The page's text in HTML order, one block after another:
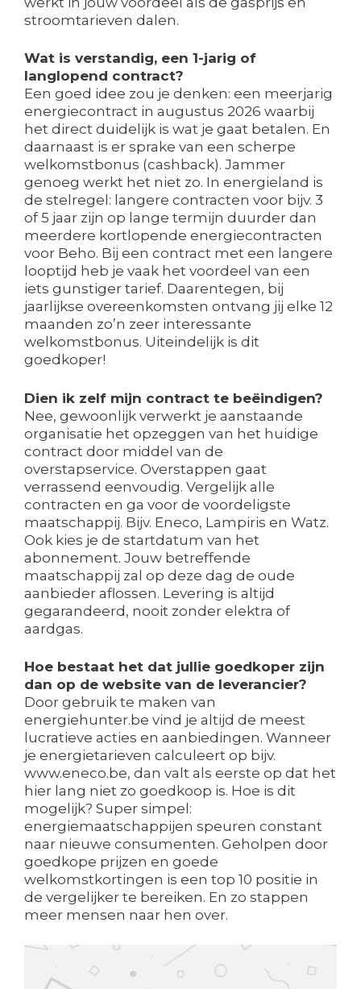
stroomtarieven dalen.
Wat is verstandig, een 1-jarig of
langlopend contract?
Een goed idee zou je denken: een meerjarig
energiecontract in augustus 2026 waarbij
het direct duidelijk is wat je gaat betalen. En
daarnaast is er sprake van een scherpe
welkomstbonus (cashback). Jammer
genoeg werkt het niet zo. In energieland is
de stelregel: langere contracten voor bijv. 3
of 5 jaar zijn op lange termijn duurder dan
meerdere kortlopende energiecontracten
voor Beho. Bij een contract met een langere
looptijd heb je vaak het voordeel van een
iets gunstiger tarief. Daarentegen, bij
jaarlijkse overeenkomsten ontvang jij elke 12
maanden zo’n zeer interessante
welkomstbonus. Uiteindelijk is dit
goedkoper!
Dien ik zelf mijn contract te beëindigen?
Nee, gewoonlijk verwerkt je aanstaande
organisatie het opzeggen van het huidige
contract door middel van de
overstapservice. Overstappen gaat
verrassend eenvoudig. Vergelijk alle
contracten en ga voor de voordeligste
maatschappij. Bijv. Eneco, Lampiris en Watz.
Ook kies je de startdatum van het
abonnement. Jouw betreffende
maatschappij zal op deze dag de oude
aanbieder aflossen. Levering is altijd
gegarandeerd, nooit zonder elektra of
aardgas.
Hoe bestaat het dat jullie goedkoper zijn
dan op de website van de leverancier?
Door gebruik te maken van
energiehunter.be vind je altijd de meest
lucratieve acties en aanbiedingen. Wanneer
je energietarieven calculeert op bijv.
www.eneco.be, dan valt als eerste op dat het
hier lang niet zo goedkoop is. Hoe is dit
mogelijk? Super simpel:
energiemaatschappijen speuren constant
naar nieuwe consumenten. Geholpen door
goedkope prijzen en goede
welkomstkortingen is een top 10 positie in
de vergelijker te bereiken. En zo stappen
meer mensen naar hen over.